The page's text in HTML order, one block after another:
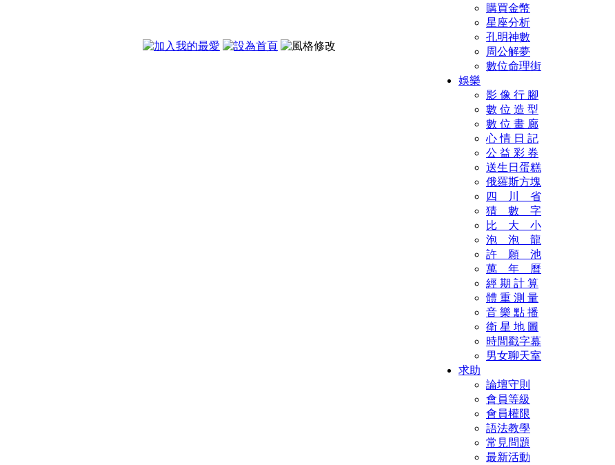
購買金幣
星座分析
孔明神數
周公解夢
數位命理街
娛樂
影 像 行 腳
數 位 造 型
數 位 畫 廊
心 情 日 記
公 益 彩 券
送生日蛋糕
俄羅斯方塊
四 川 省
猜 數 字
比 大 小
泡 泡 龍
許 願 池
萬 年 曆
經 期 計 算
體 重 測 量
音 樂 點 播
衛 星 地 圖
時間戳字幕
男女聊天室
求助
論壇守則
會員等級
會員權限
語法教學
常見問題
最新活動